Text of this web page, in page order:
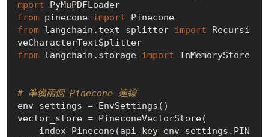
mport
PyMuPDFLoader
from pinecone import
Pinecone
from langchain.text_splitter import Recursi
veCharacterTextSplitter
from langchain.storage import InMemoryStore
# 準備兩個 Pinecone 連線
env_settings = EnvSettings()
vector_store = PineconeVectorStore(